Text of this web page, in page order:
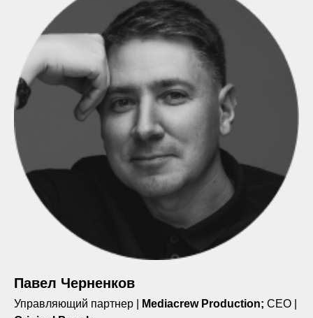
Павел Черненков
Управляющий партнер | Mediacrew Production; СЕО |